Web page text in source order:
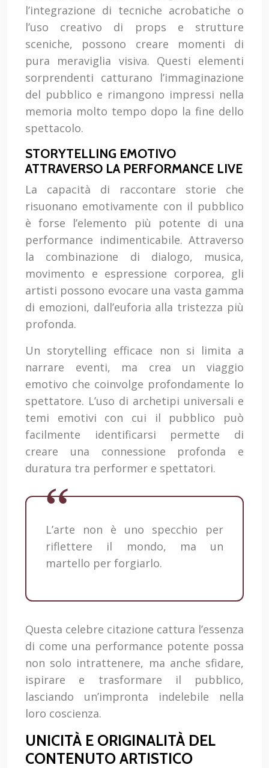
l’integrazione di tecniche acrobatiche o
l’uso creativo di props e strutture
sceniche, possono creare momenti di
pura meraviglia visiva. Questi elementi
sorprendenti catturano l’immaginazione
del pubblico e rimangono impressi nella
memoria molto tempo dopo la fine dello
spettacolo.
STORYTELLING EMOTIVO
ATTRAVERSO LA PERFORMANCE LIVE
La capacità di raccontare storie che
risuonano emotivamente con il pubblico
è forse l’elemento più potente di una
performance indimenticabile. Attraverso
la combinazione di dialogo, musica,
movimento e espressione corporea, gli
artisti possono evocare una vasta gamma
di emozioni, dall’euforia alla tristezza più
profonda.
Un storytelling efficace non si limita a
narrare eventi, ma crea un viaggio
emotivo che coinvolge profondamente lo
spettatore. L’uso di archetipi universali e
temi emotivi con cui il pubblico può
facilmente identificarsi permette di
creare una connessione profonda e
duratura tra performer e spettatori.
L’arte non è uno specchio per
riflettere il mondo, ma un
martello per forgiarlo.
Questa celebre citazione cattura l’essenza
di come una performance potente possa
non solo intrattenere, ma anche sfidare,
ispirare e trasformare il pubblico,
lasciando un’impronta indelebile nella
loro coscienza.
UNICITÀ E ORIGINALITÀ DEL
CONTENUTO ARTISTICO